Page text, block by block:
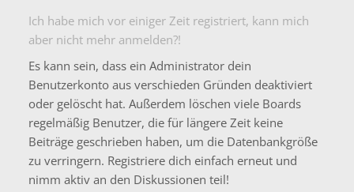
Ich habe mich vor einiger Zeit registriert, kann mich
aber nicht mehr anmelden?!
Es kann sein, dass ein Administrator dein
Benutzerkonto aus verschieden Gründen deaktiviert
oder gelöscht hat. Außerdem löschen viele Boards
regelmäßig Benutzer, die für längere Zeit keine
Beiträge geschrieben haben, um die Datenbankgröße
zu verringern. Registriere dich einfach erneut und
nimm aktiv an den Diskussionen teil!